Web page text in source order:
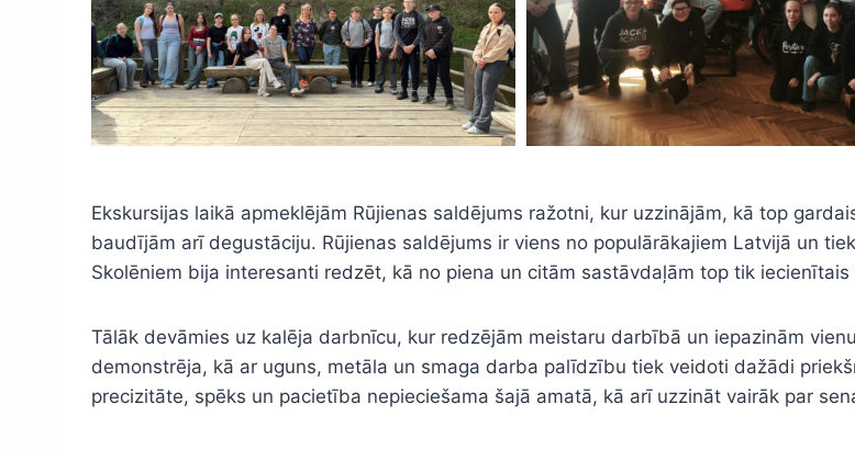
Ekskursijas laikā apmeklējām Rūjienas saldējums ražotni, kur uzzinājām, kā top
baudījām arī degustāciju. Rūjienas saldējums ir viens no populārākajiem Latvijā un
Skolēniem bija interesanti redzēt, kā no piena un citām sastāvdaļām top tik iecienītais
Tālāk devāmies uz kalēja darbnīcu, kur redzējām meistaru darbībā un iepazinām
demonstrēja, kā ar uguns, metāla un smaga darba palīdzību tiek veidoti dažādi
precizitāte, spēks un pacietība nepieciešama šajā amatā, kā arī uzzināt vairāk par